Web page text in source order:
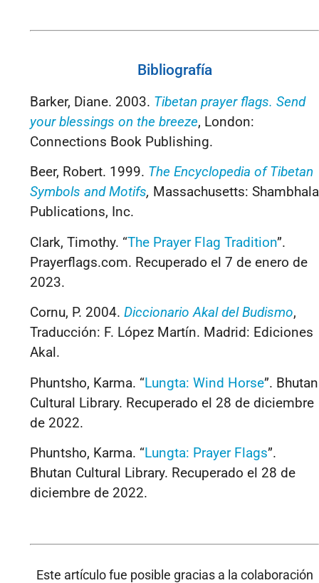
Bibliografía
Barker, Diane. 2003. Tibetan prayer flags. Send
your blessings on the breeze, London:
Connections Book Publishing.
Beer, Robert. 1999. The Encyclopedia of Tibetan
Symbols and Motifs, Massachusetts: Shambhala
Publications, Inc.
Clark, Timothy. “The Prayer Flag Tradition”.
Prayerflags.com. Recuperado el 7 de enero de
2023.
Cornu, P. 2004. Diccionario Akal del Budismo,
Traducción: F. López Martín. Madrid: Ediciones
Akal.
Phuntsho, Karma. “Lungta: Wind Horse”. Bhutan
Cultural Library. Recuperado el 28 de diciembre
de 2022.
Phuntsho, Karma. “Lungta: Prayer Flags”.
Bhutan Cultural Library. Recuperado el 28 de
diciembre de 2022.
Este artículo fue posible gracias a la colaboración